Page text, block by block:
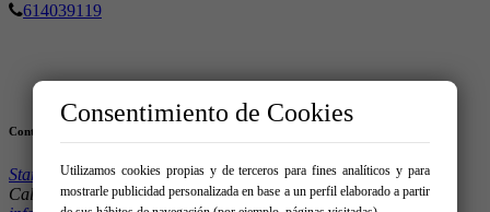
614039119
Contacto
Star Homes Immobiliària
Calle Pau Casals 4, Local 08320 – El Masnou
Consentimiento de Cookies
Utilizamos cookies propias y de terceros para fines analíticos y para
mostrarle publicidad personalizada en base a un perfil elaborado a partir